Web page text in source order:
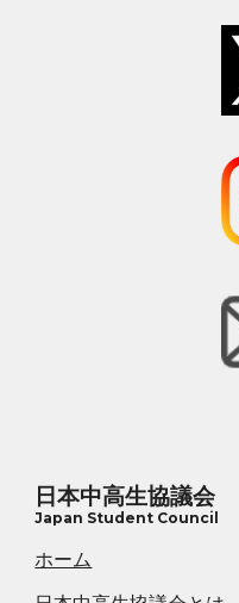
日本中高生協議会
Japan Student Council
ホーム